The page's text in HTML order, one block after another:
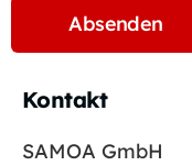
Kontakt
SAMOA GmbH